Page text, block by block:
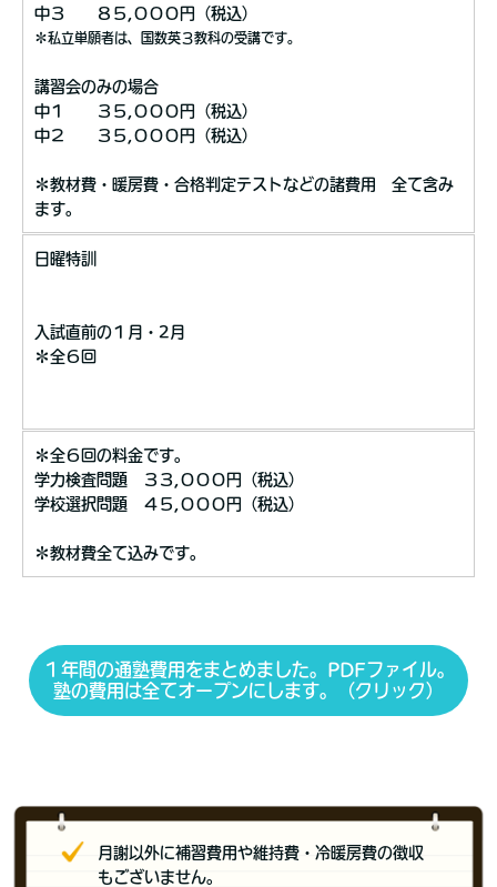
中３ ８５,０００円（税込）
＊私立単願者は、国数英３教科の受講です。
講習会のみの場合
中１ ３５,０００円（税込）
中２ ３５,０００円（税込）
＊教材費・暖房費・合格判定テストなどの諸費用 全て含み
ます。
日曜特訓
入試直前の１月・2月
＊全６回
＊全６回の料金です。
学力検査問題 ３３,０００円（税込）
学校選択問題 ４５,０００円（税込）
＊教材費全て込みです。
１年間の通塾費用をまとめました。PDFファイル。
塾の費用は全てオープンにします。（クリック）
月謝以外に補習費用や維持費・冷暖房費の徴収
もございません。